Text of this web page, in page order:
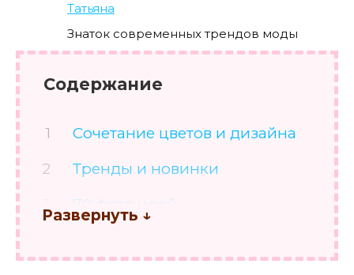
Татьяна
Знаток современных трендов моды
Содержание
Сочетание цветов и дизайна
Тренды и новинки
70 фото идей